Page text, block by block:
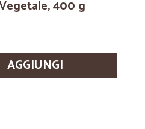
400 g
AGGIUNGI